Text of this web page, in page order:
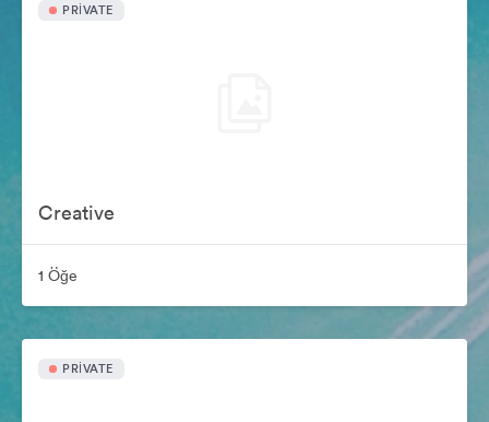
PRIVATE
Creative
1 Öğe
PRIVATE